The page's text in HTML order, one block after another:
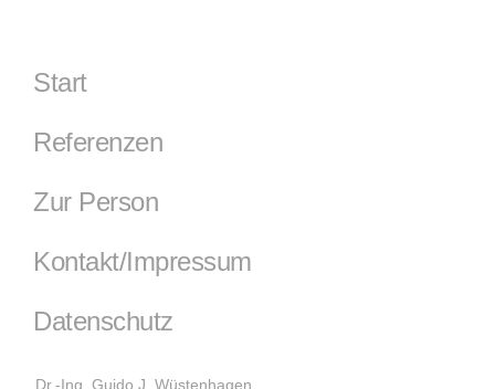
Start
Referenzen
Zur Person
Kontakt/Impressum
Datenschutz
Dr.-Ing. Guido J. Wüstenhagen